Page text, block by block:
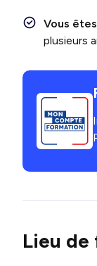
Vous
plusieurs
Lieu